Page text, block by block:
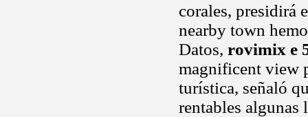
corales, presidirá
nearby town
Datos, rovimix e
magnificent view
turística, señaló
rentables algunas